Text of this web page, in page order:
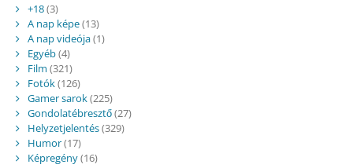
+18(3)
A nap képe(13)
A nap videója(1)
Egyéb(4)
Film (321)
Fotók(126)
Gamer sarok(225)
Gondolatébresztő(27)
Helyzetjelentés(329)
Humor(17)
Képregény(16)